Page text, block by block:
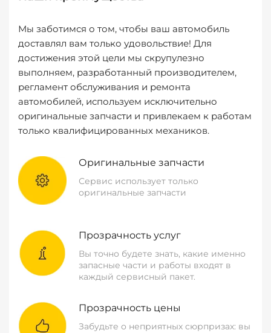
Мы заботимся о том, чтобы ваш автомобиль
доставлял вам только удовольствие! Для
достижения этой цели мы скрупулезно
выполняем, разработанный производителем,
регламент обслуживания и ремонта
автомобилей, используем исключительно
оригинальные запчасти и привлекаем к работам
только квалифицированных механиков.
Оригинальные запчасти
Сервис использует только
оригинальные запчасти
Прозрачность услуг
Вы точно будете знать, какие именно
запасные части и работы входят в
каждый сервисный пакет.
Прозрачность цены
Забудьте о неприятных сюрпризах: вы